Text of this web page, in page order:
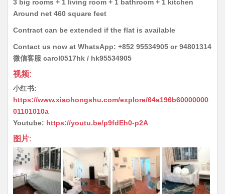
3 big rooms + 1 living room + 1 bathroom + 1 kitchen
Around net 460 square feet
Contract can be extended if the flat is available
Contact us now at WhatsApp: +852 95534905 or 94801314
微信客服 carol0517hk / hk95534905
视频:
小红书:
https://www.xiaohongshu.com/explore/64a196b60000000
01101010a
Youtube: https://youtu.be/p9fdEh0-p2A
图片: